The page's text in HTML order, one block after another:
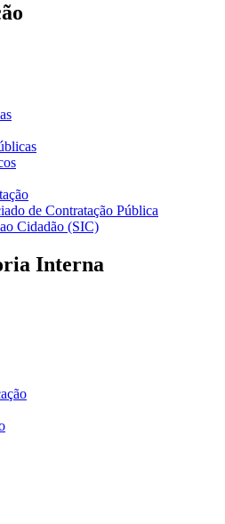
de Contratação Pública
Cidadão (SIC)
Interna